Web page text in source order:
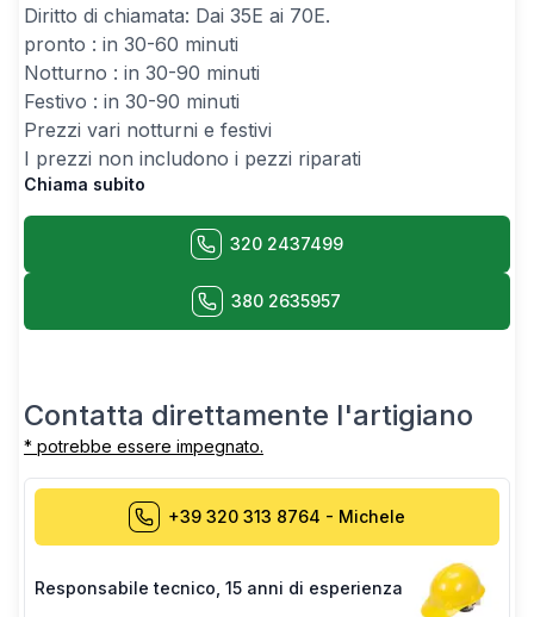
Diritto di chiamata: Dai 35E ai 70E.
pronto : in 30-60 minuti
Notturno : in 30-90 minuti
Festivo : in 30-90 minuti
Prezzi vari notturni e festivi
I prezzi non includono i pezzi riparati
Chiama subito
320 2437499
380 2635957
Contatta direttamente l'artigiano
* potrebbe essere impegnato.
+39 320 313 8764 - Michele
Responsabile tecnico 15 anni di esperienza